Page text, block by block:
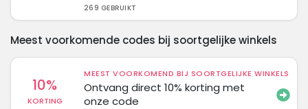
269 GEBRUIKT
Meest voorkomende codes bij soortgelijke winkels
10%
KORTING
MEEST VOORKOMEND BIJ SOORTGELIJKE WINKELS
Ontvang direct 10% korting met
onze code